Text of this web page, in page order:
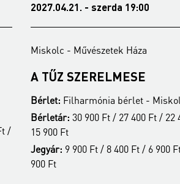
/
2027.04.21. - szerda 19:00
Miskolc - Művészetek Háza
A TŰZ SZERELMESE
Bérlet: Filharmónia bérlet -
Bérletár: 30 900 Ft / 27 400 Ft / 22
15 900 Ft
Jegyár: 9 900 Ft / 8 400 Ft / 6 900
900 Ft